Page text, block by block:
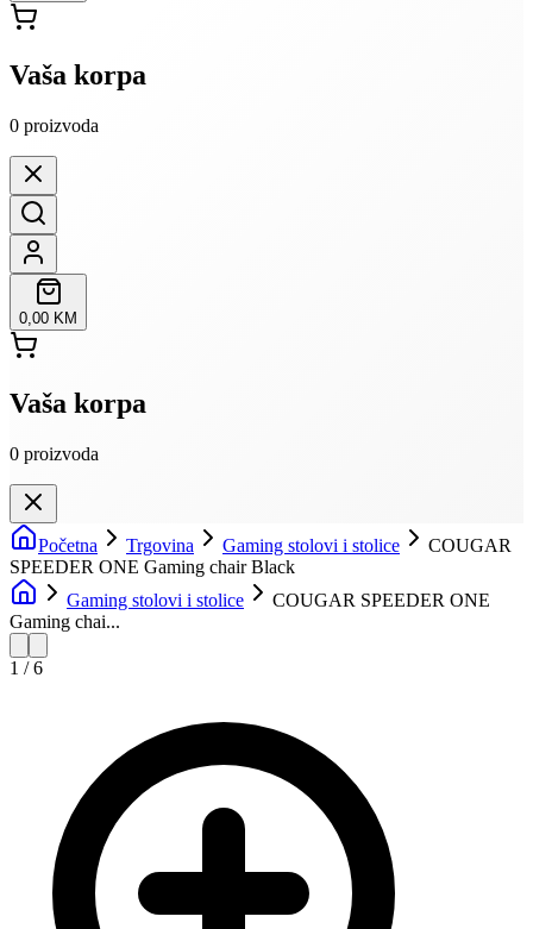
Vaša korpa
0 proizvoda
0,00 KM
Vaša korpa
0 proizvoda
Početna Trgovina Gaming stolovi i stolice
COUGAR
SPEEDER ONE Gaming chair Black
Gaming stolovi i stolice
COUGAR SPEEDER ONE
Gaming chai...
1 /6